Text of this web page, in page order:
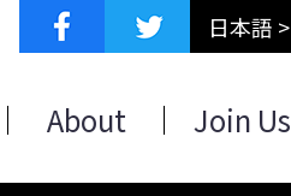
日本語 >
About Join Us